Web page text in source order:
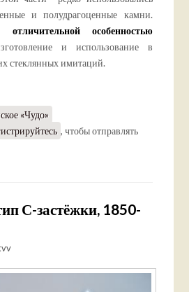
и полудрагоценные камни.
отличительной особенностью
и использование в
стеклянных имитаций.
«Чудо»
, чтобы отправлять
С-застёжки, 1850-